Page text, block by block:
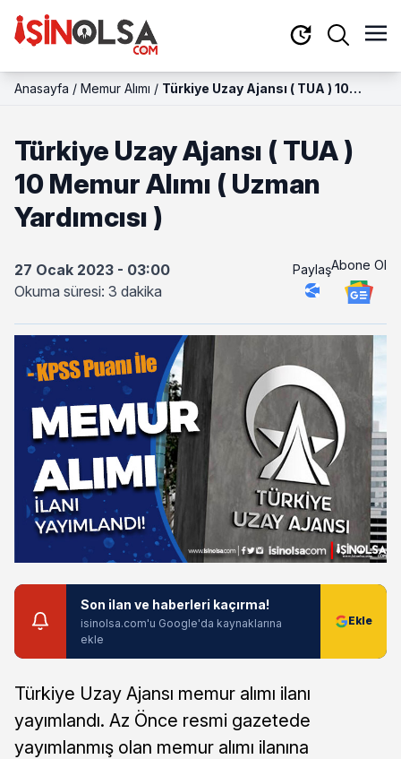
Anasayfa / Memur Alımı / Türkiye Uzay Ajansı ( TUA ) 10
Türkiye Uzay Ajansı ( TUA )
10 Memur Alımı ( Uzman
Yardımcısı )
27 Ocak 2023 - 03:00
Okuma süresi: 3 dakika
PaylaşAbone Ol
Son ilan ve haberleri kaçırma!
isinolsa.com'u Google'da kaynaklarına
ekle
Türkiye Uzay Ajansı memur alımı ilanı
yayımlandı. Az Önce resmi gazetede
yayımlanmış olan memur alımı ilanına